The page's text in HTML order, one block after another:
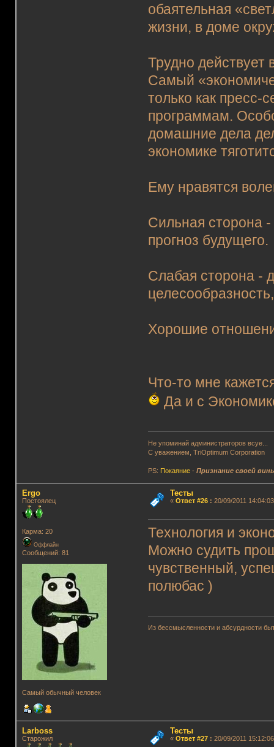
обаятельная
жизни, в доме
Трудно действует
Самый
только как пресс-
программам.
домашние дела
экономике
Ему нравятся
Сильная сторона
прогноз будущего.
Слабая сторона -
Хорошие
Что-то мне
Да и с
Не упоминай администраторов всуе...
С уважением, TriOptimum Corporation
PS: Покаяние -Признание своей
Ergo
Постоялец
Карма: 20
Оффлайн
Сообщений: 81
Самый обычный человек
Тесты
« Ответ #26: 20/09/2011
Технология и
Можно судить
чувственный,
полюбас )
Из бессмысленности и абсурдности
Lаrboss
Старожил
Тесты
« Ответ #27: 20/09/2011